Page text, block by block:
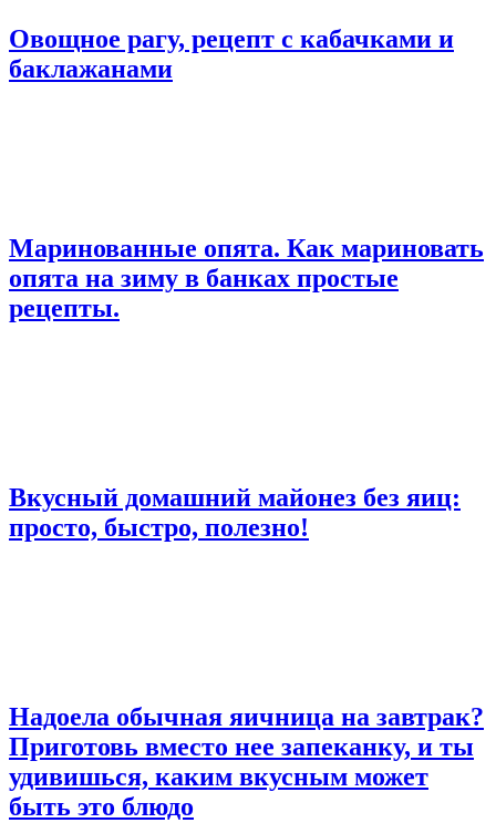
Овощное рагу, рецепт с кабачками и
баклажанами
Маринованные опята. Как мариновать
опята на зиму в банках простые
рецепты.
Вкусный домашний майонез без яиц:
просто, быстро, полезно!
Надоела обычная яичница на завтрак?
Приготовь вместо нее запеканку, и ты
удивишься, каким вкусным может
быть это блюдо